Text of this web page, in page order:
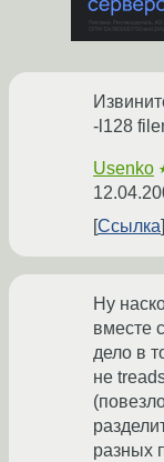
-l128
Usenko
Ссылка
Ну
вместе
дело в
не
разных